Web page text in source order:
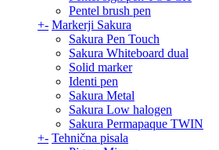
Pentel brush pen
+- Markerji Sakura
Sakura Pen Touch
Sakura Whiteboard dual
Solid marker
Identi pen
Sakura Metal
Sakura Low halogen
Sakura Permapaque TWIN
+- Tehnična pisala